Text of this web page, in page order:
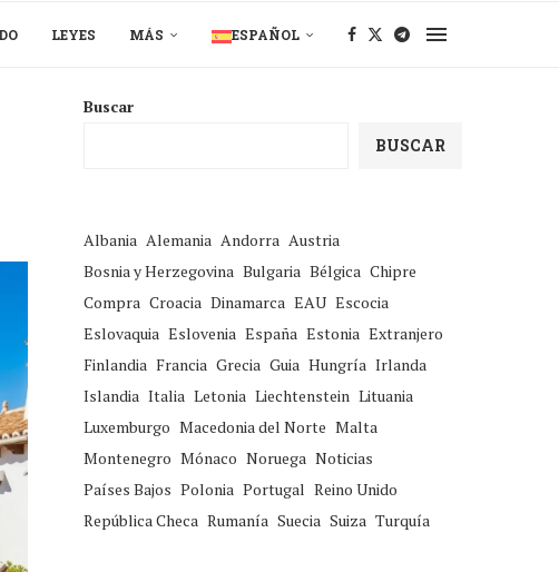
LEYES MÁS ESPAÑOL
Buscar
BUSCAR
Albania Alemania Andorra Austria
Bosnia y Herzegovina Bulgaria Bélgica Chipre
Compra Croacia Dinamarca EAU Escocia
Eslovaquia Eslovenia España Estonia Extranjero
Finlandia Francia Grecia Guia Hungría Irlanda
Islandia Italia Letonia Liechtenstein Lituania
Luxemburgo Macedonia del Norte Malta
Montenegro Mónaco Noruega Noticias
Países Bajos Polonia Portugal Reino Unido
República Checa Rumanía Suecia Suiza Turquía